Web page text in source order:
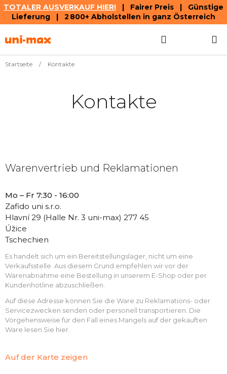
TOTALER AUSVERKAUF HIER! | Fairer Preis | Günstige
Lieferung | 2 800+ Abholstellen in ganz Österreich
Inhalt
Startseite / Kontakte
Kontakte
Warenvertrieb und Reklamationen
Mo – Fr 7:30 - 16:00
Zafido uni s.r.o.
Hlavní 29 (Halle Nr. 3 uni-max) 277 45
Úžice
Tschechien
Es handelt sich um ein Bereitstellungslager, nicht um eine
Verkaufsstelle. Aus diesem Grund empfehlen wir vor der
Warenabnahme eine Bestellung in unserem E-Shop oder per
Kundenhotline abzuschließen.
Auf diese Adresse können Sie die Ware zu Reklamations- oder
Servicezwecken senden oder personell transportieren. Die
Vorgehensweise für den Fall eines Mangels auf der gekauften
Ware lesen Sie hier.
Auf der Karte zeigen